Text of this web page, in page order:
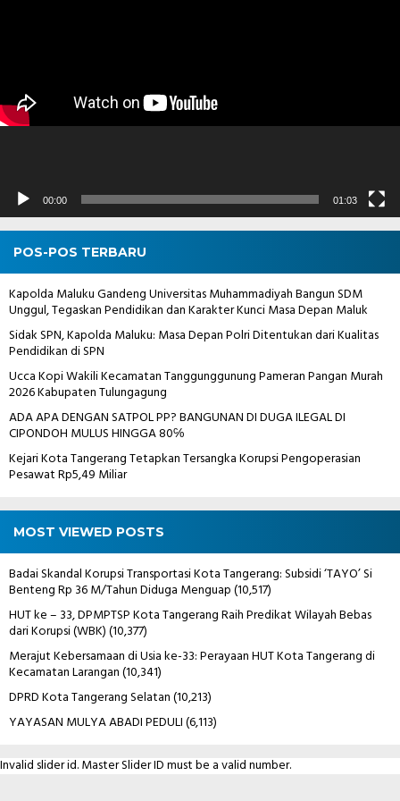
00:00 01:03
POS-POS TERBARU
Kapolda Maluku Gandeng Universitas Muhammadiyah Bangun SDM
Unggul, Tegaskan Pendidikan dan Karakter Kunci Masa Depan Maluk
Sidak SPN, Kapolda Maluku: Masa Depan Polri Ditentukan dari Kualitas
Pendidikan di SPN
Ucca Kopi Wakili Kecamatan Tanggunggunung Pameran Pangan Murah
2026 Kabupaten Tulungagung
ADA APA DENGAN SATPOL PP? BANGUNAN DI DUGA ILEGAL DI
CIPONDOH MULUS HINGGA 80℅
Kejari Kota Tangerang Tetapkan Tersangka Korupsi Pengoperasian
Pesawat Rp5,49 Miliar
MOST VIEWED POSTS
Badai Skandal Korupsi Transportasi Kota Tangerang: Subsidi ‘TAYO’ Si
Benteng Rp 36 M/Tahun Diduga Menguap(10,517)
HUT ke – 33, DPMPTSP Kota Tangerang Raih Predikat Wilayah Bebas
dari Korupsi (WBK)(10,377)
Merajut Kebersamaan di Usia ke-33: Perayaan HUT Kota Tangerang di
Kecamatan Larangan(10,341)
DPRD Kota Tangerang Selatan(10,213)
YAYASAN MULYA ABADI PEDULI(6,113)
Invalid slider id. Master Slider ID must be a valid number.